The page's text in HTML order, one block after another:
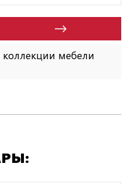
мебели